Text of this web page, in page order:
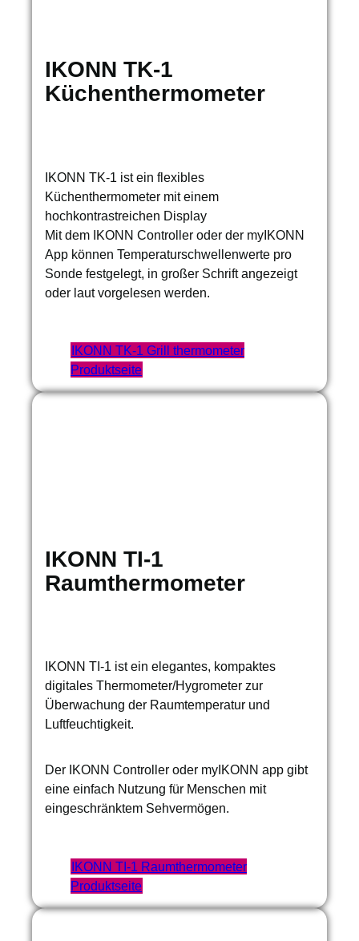
IKONN TK-1
Küchenthermometer
IKONN TK-1 ist ein flexibles
Küchenthermometer mit einem
hochkontrastreichen Display
Mit dem IKONN Controller oder der myIKONN
App können Temperaturschwellenwerte pro
Sonde festgelegt, in großer Schrift angezeigt
oder laut vorgelesen werden.
IKONN TK-1 Grill thermometer
Produktseite
IKONN TI-1
Raumthermometer
IKONN TI-1 ist ein elegantes, kompaktes
digitales Thermometer/Hygrometer zur
Überwachung der Raumtemperatur und
Luftfeuchtigkeit.
Der IKONN Controller oder myIKONN app gibt
eine einfach Nutzung für Menschen mit
eingeschränktem Sehvermögen.
IKONN TI-1 Raumthermometer
Produktseite